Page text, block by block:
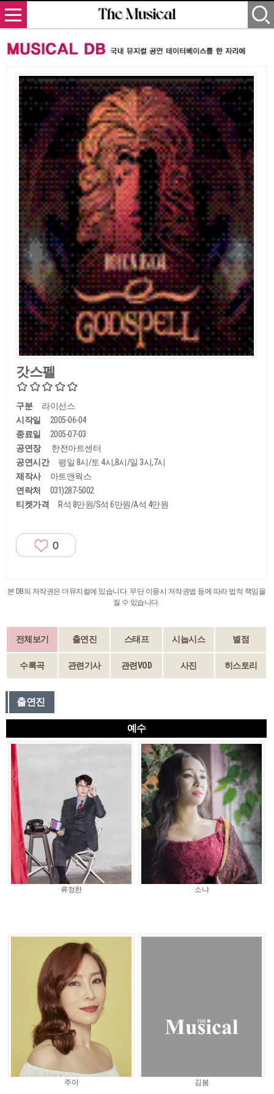
갓스펠
구분
라이선스
시작일
2005-06-04
종료일
2005-07-03
공연장
한전아트센터
공연시간
평일 8시/토 4시,8시/일 3시,7시
제작사
아트앤웍스
연락처
031)287-5002
티켓가격
R석 8만원/S석 6만원/A석 4만원
0
본 DB의 저작권은 더뮤지컬에 있습니다. 무단 이용시 저작권법 등에 따라 법적 책임을
질 수 있습니다.
전체보기 출연진 스태프 시놉시스 별점
수록곡 관련기사 관련VOD 사진 히스토리
출연진
예수
류정한 소냐
주아 김봄